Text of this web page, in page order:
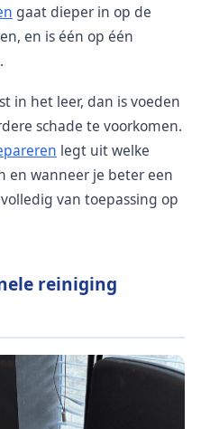
gaat dieper in op de
en is één op één
in het leer, dan is voeden
schade te voorkomen.
legt uit welke
en wanneer je beter een
van toepassing op
reiniging